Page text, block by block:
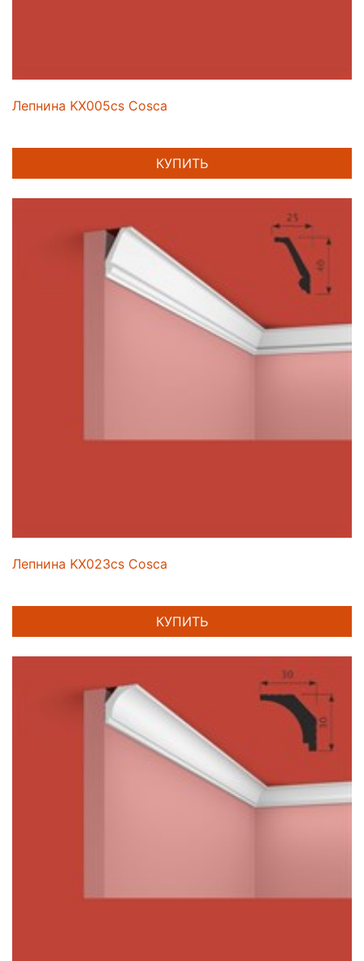
Лепнина KX005cs Cosca
КУПИТЬ
Лепнина KX023cs Cosca
КУПИТЬ